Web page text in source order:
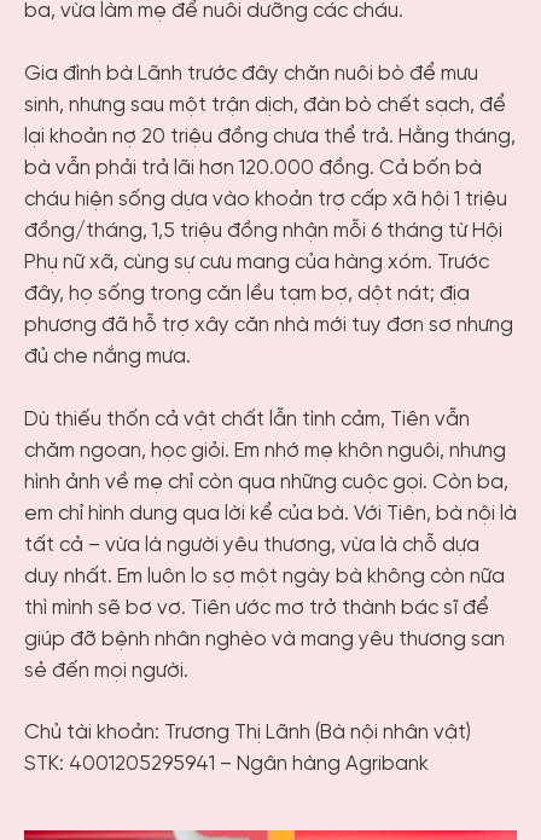
ba, vừa làm mẹ để nuôi dưỡng các cháu.
Gia đình bà Lãnh trước đây chăn nuôi bò để mưu
sinh, nhưng sau một trận dịch, đàn bò chết sạch, để
lại khoản nợ 20 triệu đồng chưa thể trả. Hằng tháng,
bà vẫn phải trả lãi hơn 120.000 đồng. Cả bốn bà
cháu hiện sống dựa vào khoản trợ cấp xã hội 1 triệu
đồng/tháng, 1,5 triệu đồng nhận mỗi 6 tháng từ Hội
Phụ nữ xã, cùng sự cưu mang của hàng xóm. Trước
đây, họ sống trong căn lều tạm bợ, dột nát; địa
phương đã hỗ trợ xây căn nhà mới tuy đơn sơ nhưng
đủ che nắng mưa.
Dù thiếu thốn cả vật chất lẫn tình cảm, Tiên vẫn
chăm ngoan, học giỏi. Em nhớ mẹ khôn nguôi, nhưng
hình ảnh về mẹ chỉ còn qua những cuộc gọi. Còn ba,
em chỉ hình dung qua lời kể của bà. Với Tiên, bà nội là
tất cả – vừa là người yêu thương, vừa là chỗ dựa
duy nhất. Em luôn lo sợ một ngày bà không còn nữa
thì mình sẽ bơ vơ. Tiên ước mơ trở thành bác sĩ để
giúp đỡ bệnh nhân nghèo và mang yêu thương san
sẻ đến mọi người.
Chủ tài khoản: Trương Thị Lãnh (Bà nội nhân vật)
STK: 4001205295941 – Ngân hàng Agribank